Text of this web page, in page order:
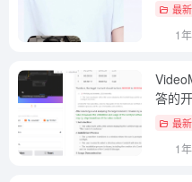
最
1
答的
最
1